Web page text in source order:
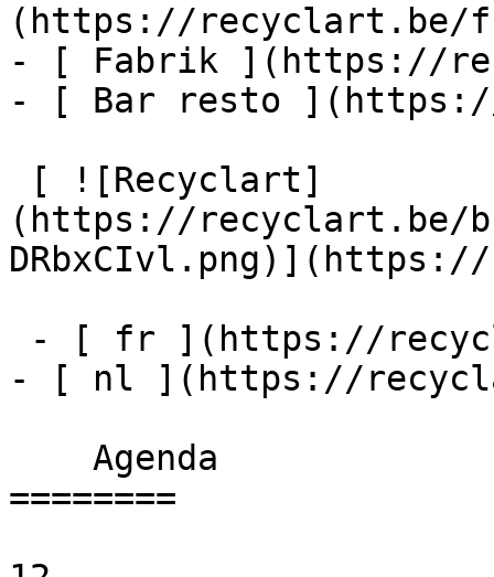
(https://recyclart.be/
- [ Fabrik ](https://
- [ Bar resto
(https://recyclart.be/
- [ nl ](https://
========